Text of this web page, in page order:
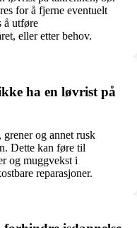
for å fjerne eventuelt
å utføre
eller etter behov.
ha en løvrist på
og annet rusk
Dette kan føre til
og muggvekst i
reparasjoner.